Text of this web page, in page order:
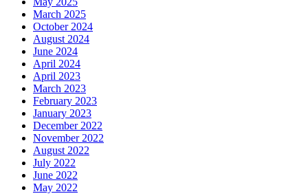
March 2025
October 2024
August 2024
June 2024
April 2024
April 2023
March 2023
February 2023
January 2023
December 2022
November 2022
August 2022
July 2022
June 2022
May 2022